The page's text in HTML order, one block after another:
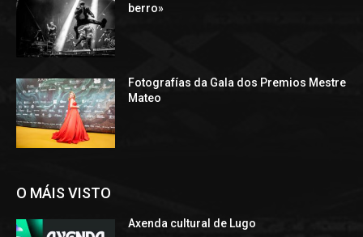
berro»
Fotografías da Gala dos Premios Mestre
Mateo
O MÁIS VISTO
Axenda cultural de Lugo